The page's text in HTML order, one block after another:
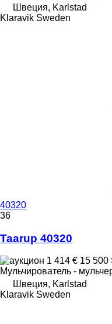
Швеция, Karlstad
Klaravik Sweden
40320
36
Taarup 40320
1 414 € 15 500
Мульчирователь -
Швеция, Karlstad
Klaravik Sweden